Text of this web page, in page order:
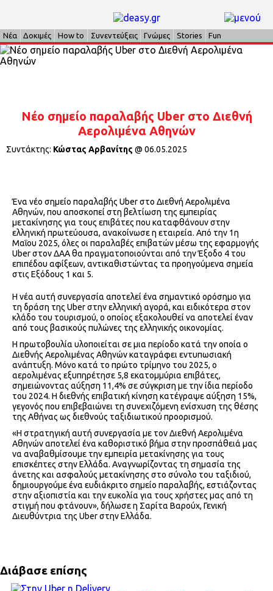
Νέα Δοκιμές How to Συνεντεύξεις Γνώμες Stories Fun
Νέο σημείο παραλαβής Uber στο Διεθνή
Αερολιμένα Αθηνών
Συντάκτης: Κώστας Αρβανίτης @ 06.05.2025
Ένα νέο σημείο παραλαβής Uber στο Διεθνή Αερολιμένα
Αθηνών, που αποσκοπεί στη βελτίωση της εμπειρίας
μετακίνησης για τους επιβάτες που καταφθάνουν στην
ελληνική πρωτεύουσα, ανακοίνωσε η εταιρεία. Από την 1η
Μαΐου 2025, όλες οι παραλαβές επιβατών μέσω της εφαρμογής
Uber στον ΔΑΑ θα πραγματοποιούνται από την Έξοδο 4 του
επιπέδου αφίξεων, αντικαθιστώντας τα προηγούμενα σημεία
στις Εξόδους 1 και 5.
Η νέα αυτή συνεργασία αποτελεί ένα σημαντικό ορόσημο για
τη δράση της Uber στην ελληνική αγορά, και ειδικότερα στον
κλάδο του τουρισμού, ο οποίος εξακολουθεί να αποτελεί έναν
από τους βασικούς πυλώνες της ελληνικής οικονομίας.
Η πρωτοβουλία υλοποιείται σε μια περίοδο κατά την οποία ο
Διεθνής Αερολιμένας Αθηνών καταγράφει εντυπωσιακή
ανάπτυξη. Μόνο κατά το πρώτο τρίμηνο του 2025, ο
αερολιμένας εξυπηρέτησε 5,8 εκατομμύρια επιβάτες,
σημειώνοντας αύξηση 11,4% σε σύγκριση με την ίδια περίοδο
του 2024. Η διεθνής επιβατική κίνηση κατέγραψε αύξηση 15%,
γεγονός που επιβεβαιώνει τη συνεχιζόμενη ενίσχυση της θέσης
της Αθήνας ως διεθνούς ταξιδιωτικού προορισμού.
«Η στρατηγική αυτή συνεργασία με τον Διεθνή Αερολιμένα
Αθηνών αποτελεί ένα καθοριστικό βήμα στην προσπάθειά μας
να αναβαθμίσουμε την εμπειρία μετακίνησης για τους
επισκέπτες στην Ελλάδα. Αναγνωρίζοντας τη σημασία της
άνετης και ασφαλούς μετακίνησης στο σύνολο του ταξιδιού,
δημιουργούμε ένα ευδιάκριτο σημείο παραλαβής, εστιάζοντας
στην αξιοπιστία και την ευκολία για τους χρήστες μας από τη
στιγμή που φτάνουν», δήλωσε η Σαρίτα Βαρούχ, Γενική
Διευθύντρια της Uber στην Ελλάδα.
Διάβασε επίσης